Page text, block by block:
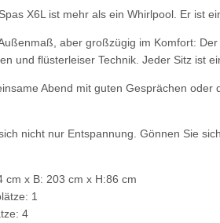
X6L ist mehr als ein Whirlpool. Er ist
aber großzügig im Komfort:
und flüsterleiser Technik. Jeder Sitz ist
Abend mit guten Gesprächen
nicht nur Entspannung. Gönnen Sie
cm x B: 203 cm x H:86 cm
1
4